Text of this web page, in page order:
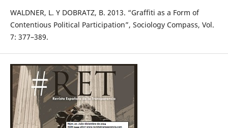
WALDNER, L. Y DOBRATZ, B. 2013. “Graffiti as a Form of
Contentious Political Participation”, Sociology Compass, Vol.
7: 377–389.